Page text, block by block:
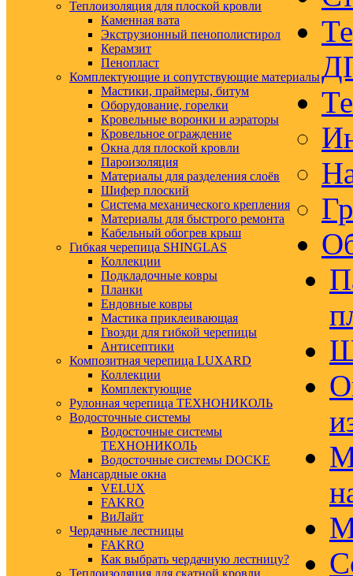
Теплоизоляция для плоской кровли
Каменная вата
Экструзионный пенополистирол
Керамзит
Пенопласт
Комплектующие и сопутствующие материалы
Мастики, праймеры, битум
Оборудование, горелки
Кровельные воронки и аэраторы
Кровельное ограждение
Окна для плоской кровли
Пароизоляция
Материалы для разделения слоёв
Шифер плоский
Система механического крепления
Материалы для быстрого ремонта
Кабельный обогрев крыш
Гибкая черепица SHINGLAS
Коллекции
Подкладочные ковры
Планки
Ендовные ковры
Мастика приклеивающая
Гвозди для гибкой черепицы
Антисептики
Композитная черепица LUXARD
Коллекции
Комплектующие
Рулонная черепица ТЕХНОНИКОЛЬ
Водосточные системы
Водосточные системы
ТЕХНОНИКОЛЬ
Водосточные системы DOCKE
Мансардные окна
VELUX
FAKRO
ВиЛайт
Чердачные лестницы
FAKRO
Как выбрать чердачную лестницу?
Теплоизоляция для скатной кровли